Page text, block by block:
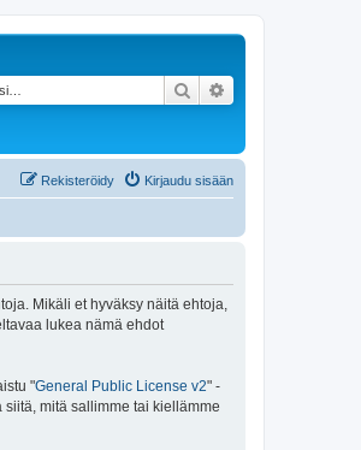
Etsi
Kirjaudu sisään
Rekisteröidy
Mikäli et hyväksy näitä ehtoja,
lukea nämä ehdot
"General Public License v2" -
mitä sallimme tai kiellämme